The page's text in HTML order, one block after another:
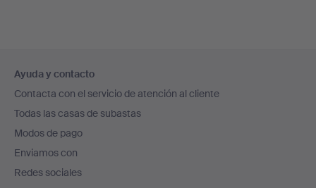
en
el
pie
de
página
Ayuda y contacto
Contacta con el servicio de atención al cliente
Todas las casas de subastas
Modos de pago
Enviamos con
Redes sociales